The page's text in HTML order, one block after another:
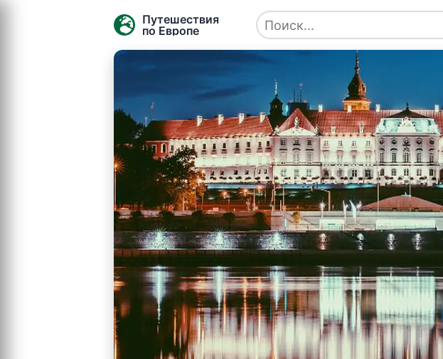
Путешествия
по Европе